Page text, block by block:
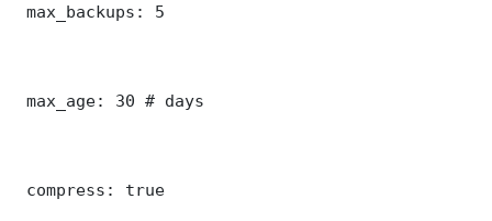
max_backups: 5
max_age: 30 # days
compress: true